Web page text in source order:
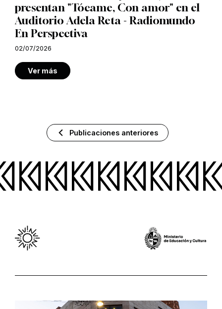
presentan "Tócame, Con amor" en el
Auditorio Adela Reta - Radiomundo
En Perspectiva
02/07/2026
Ver más
Publicaciones anteriores